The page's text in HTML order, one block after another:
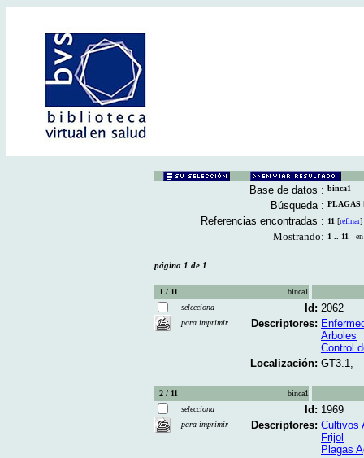
Base de datos : binca1
Búsqueda : PLAGAS
Referencias encontradas : 11 [refinar]
Mostrando: 1 .. 11 en
página 1 de 1
1 / 11
binca1
selecciona
para imprimir
Id: 2062
Descriptores:
Arboles
Control
Localización: GT3.1,
2 / 11
binca1
selecciona
para imprimir
Id: 1969
Descriptores: Cultivos
Frijol
Plagas